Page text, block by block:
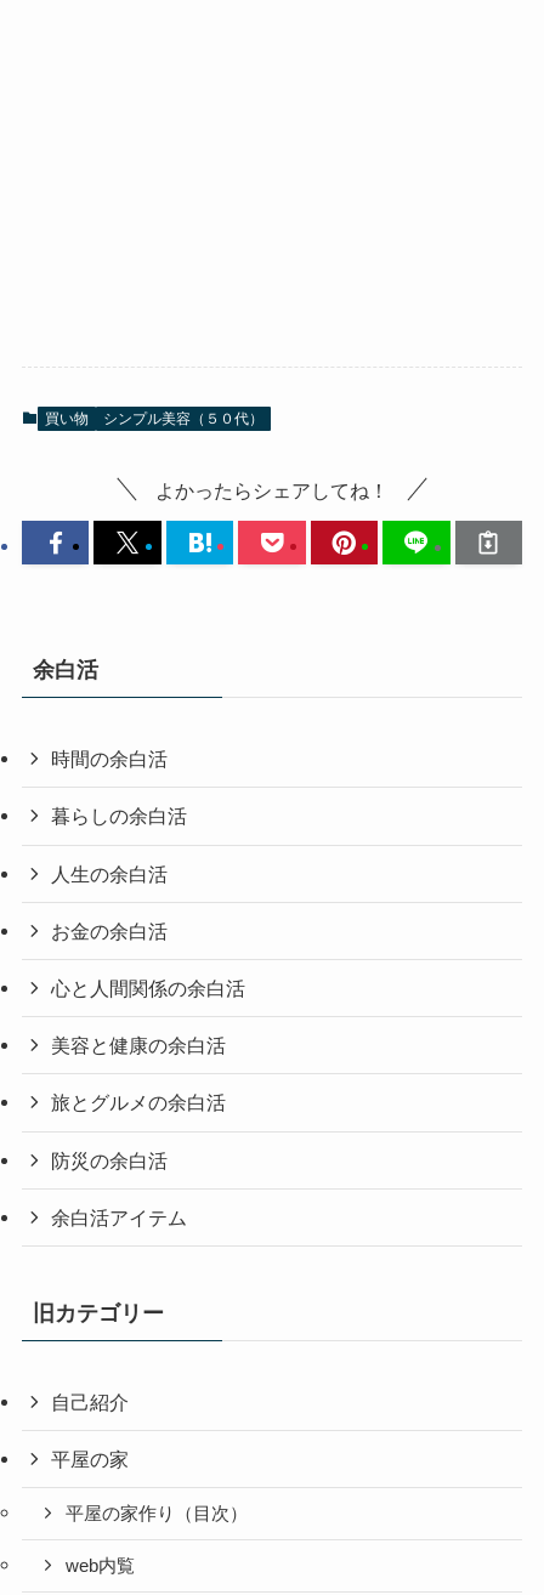
買い物 シンプル美容（５０代）
よかったらシェアしてね！
余白活
時間の余白活
暮らしの余白活
人生の余白活
お金の余白活
心と人間関係の余白活
美容と健康の余白活
旅とグルメの余白活
防災の余白活
余白活アイテム
旧カテゴリー
自己紹介
平屋の家
平屋の家作り（目次）
web内覧